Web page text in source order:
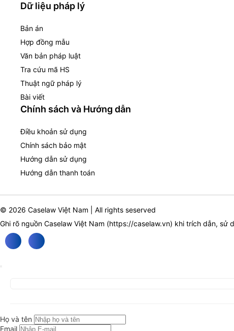
Dữ liệu pháp lý
Bản án
Hợp đồng mẫu
Văn bản pháp luật
Tra cứu mã HS
Thuật ngữ pháp lý
Bài viết
Chính sách và Hướng dẫn
Điều khoản sử dụng
Chính sách bảo mật
Hướng dẫn sử dụng
Hướng dẫn thanh toán
© 2026 Caselaw Việt Nam | All rights seserved
Ghi rõ nguồn Caselaw Việt Nam (https://caselaw.vn) khi trích dẫn, sử
Họ và tên
Email